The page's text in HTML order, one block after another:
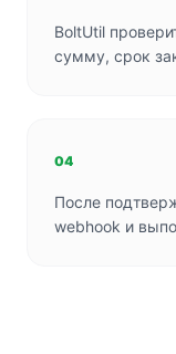
BoltUtil
сумму, срок
04
После
webhook и